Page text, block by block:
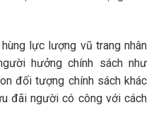
lực lượng vũ trang nhân
hưởng chính sách như
đối tượng chính sách khác
đãi người có công với cách